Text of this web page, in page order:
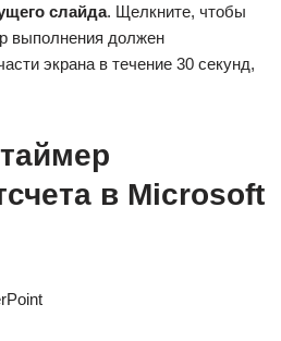
слайда. Щелкните, чтобы
выполнения должен
экрана в течение 30 секунд,
в Microsoft